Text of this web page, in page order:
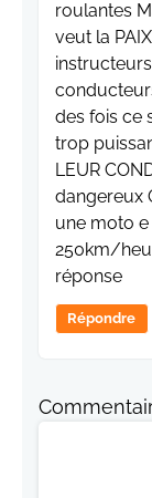
roulantes
veut la
des fois ce
trop
LEUR
dangereux
une moto
250km/
réponse
Répondre